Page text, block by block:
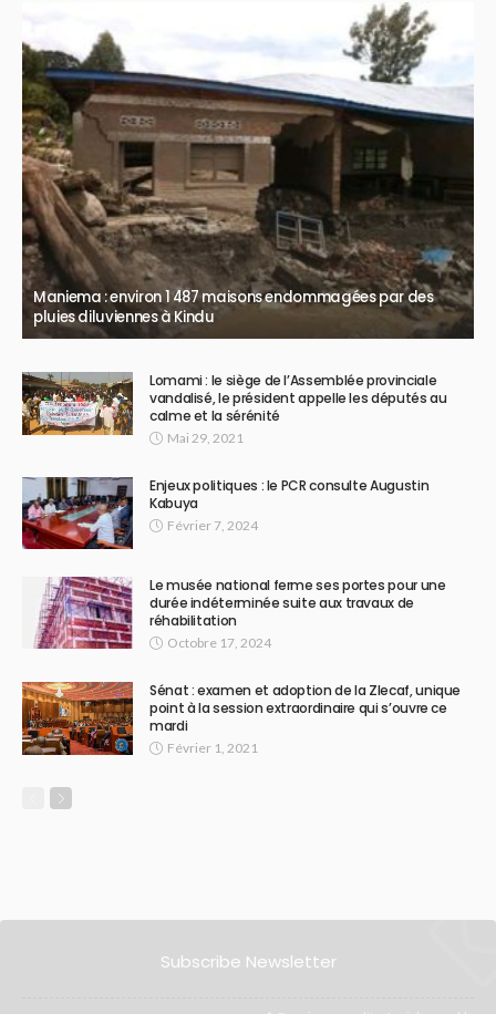
Maniema : environ 1 487 maisons endommagées par des
pluies diluviennes à Kindu
Lomami : le siège de l’Assemblée provinciale
vandalisé, le président appelle les députés au
calme et la sérénité
Mai 29, 2021
Enjeux politiques : le PCR consulte Augustin
Kabuya
Février 7, 2024
Le musée national ferme ses portes pour une
durée indéterminée suite aux travaux de
réhabilitation
Octobre 17, 2024
Sénat : examen et adoption de la Zlecaf, unique
point à la session extraordinaire qui s’ouvre ce
mardi
Février 1, 2021
Subscribe Newsletter